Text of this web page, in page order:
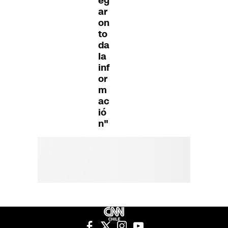
ar
on
to
da
la
inf
or
m
ac
ió
n"